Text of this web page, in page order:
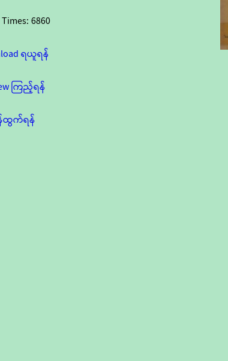
6860
ရယူရန်
ကြည့်ရန်
န်ထွက်ရန်